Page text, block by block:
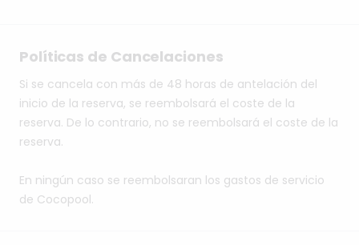
Políticas de Cancelaciones
Si se cancela con más de 48 horas de antelación del
inicio de la reserva, se reembolsará el coste de la
reserva. De lo contrario, no se reembolsará el coste de la
reserva.
En ningún caso se reembolsaran los gastos de servicio
de Cocopool.